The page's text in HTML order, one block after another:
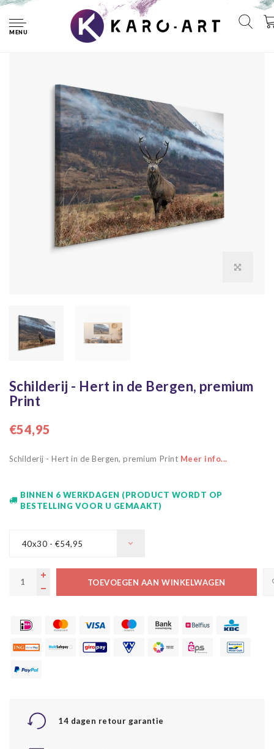
MENU
Schilderij - Hert in de Bergen, premium Print
Schilderij - Hert in de Bergen, premium
Print
€54,95
Schilderij - Hert in de Bergen, premium Print Meer info...
BINNEN 6 WERKDAGEN (PRODUCT WORDT OP
BESTELLING VOOR U GEMAAKT)
40x30 - €54,95
TOEVOEGEN AAN WINKELWAGEN
14 dagen retour garantie